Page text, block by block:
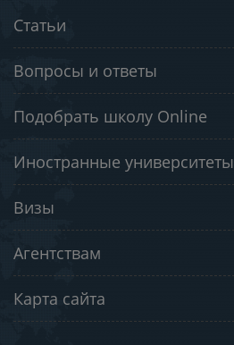
Статьи
Вопросы и ответы
Подобрать школу Online
Иностранные университеты
Визы
Агентствам
Карта сайта